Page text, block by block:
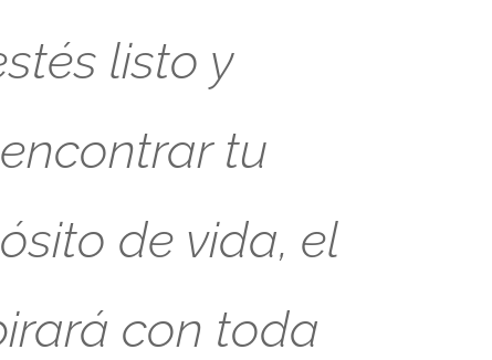
listo y
tu
de vida, el
con toda